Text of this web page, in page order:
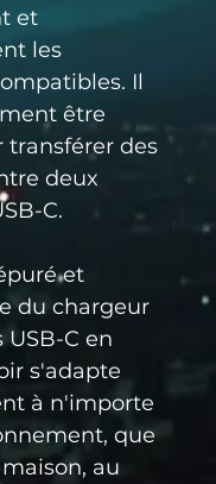
et
les
Il
être
transférer des
deux
C.
et
du chargeur
USB-C en
s'adapte
à n'importe
que
au